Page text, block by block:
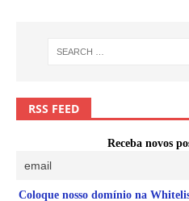
RSS FEED
Receba novos
Coloque nosso domínio na